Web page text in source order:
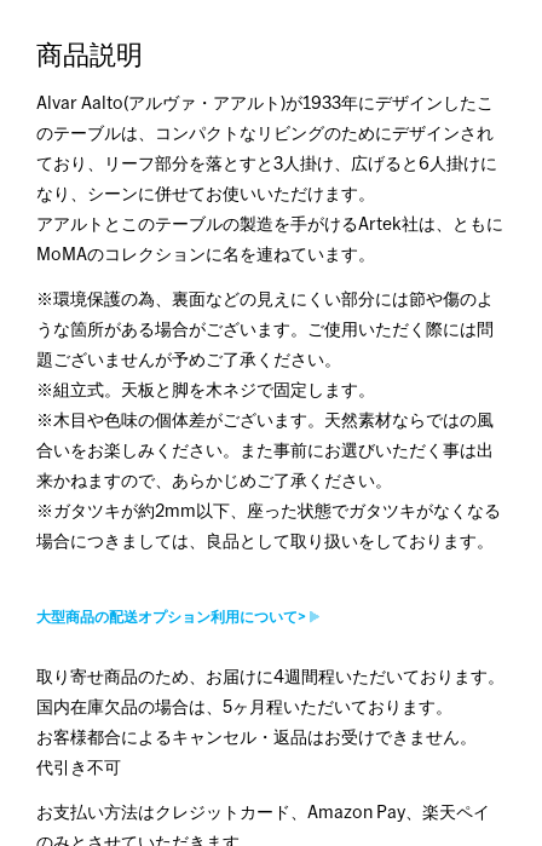
商品説明
Alvar Aalto(アルヴァ・アアルト)が1933年にデザインしたこ
のテーブルは、コンパクトなリビングのためにデザインされ
ており、リーフ部分を落とすと3人掛け、広げると6人掛けに
なり、シーンに併せてお使いいただけます。
アアルトとこのテーブルの製造を手がけるArtek社は、ともに
MoMAのコレクションに名を連ねています。
※環境保護の為、裏面などの見えにくい部分には節や傷のよ
うな箇所がある場合がございます。ご使用いただく際には問
題ございませんが予めご了承ください。
※組立式。天板と脚を木ネジで固定します。
※木目や色味の個体差がございます。天然素材ならではの風
合いをお楽しみください。また事前にお選びいただく事は出
来かねますので、あらかじめご了承ください。
※ガタツキが約2mm以下、座った状態でガタツキがなくなる
場合につきましては、良品として取り扱いをしております。
大型商品の配送オプション利用について>
取り寄せ商品のため、お届けに4週間程いただいております。
国内在庫欠品の場合は、5ヶ月程いただいております。
お客様都合によるキャンセル・返品はお受けできません。
代引き不可
お支払い方法はクレジットカード、Amazon Pay、楽天ペイ